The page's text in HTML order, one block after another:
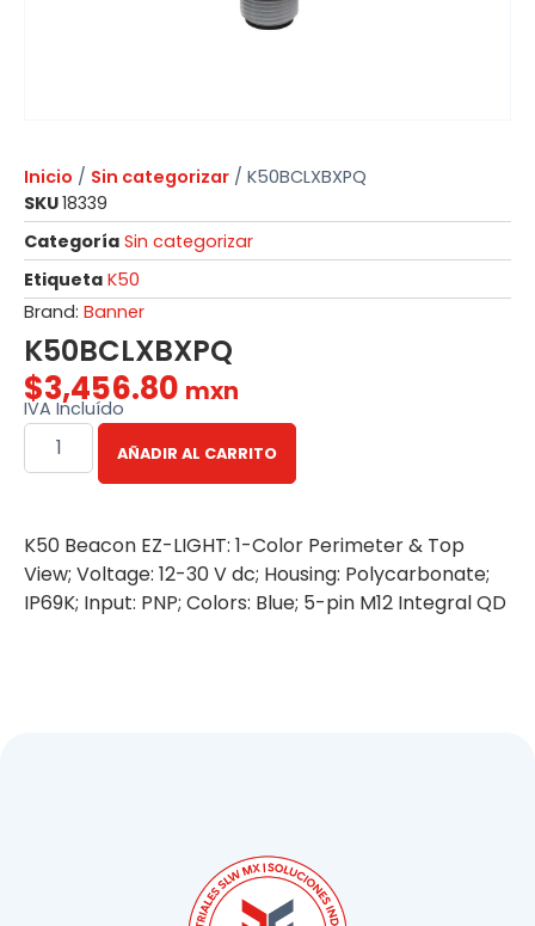
Inicio / Sin categorizar / K50BCLXBXPQ
SKU18339
Categoría Sin categorizar
Etiqueta K50
Brand: Banner
K50BCLXBXPQ
$3,456.80 mxn
IVA Incluído
AÑADIR AL CARRITO
K50 Beacon EZ-LIGHT: 1-Color Perimeter & Top
View; Voltage: 12-30 V dc; Housing: Polycarbonate;
IP69K; Input: PNP; Colors: Blue; 5-pin M12 Integral QD